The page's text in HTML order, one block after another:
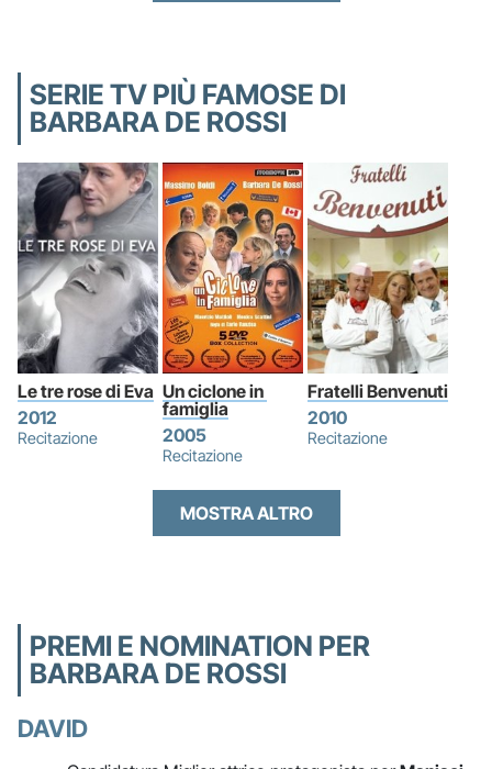
SERIE TV PIÙ FAMOSE DI
BARBARA DE ROSSI
Le tre rose di Eva
2012
Recitazione
Un ciclone in
famiglia
2005
Recitazione
Fratelli Benvenuti
2010
Recitazione
MOSTRA ALTRO
PREMI E NOMINATION PER
BARBARA DE ROSSI
DAVID